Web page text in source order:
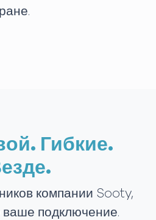
Гибкие.
компании Sooty,
ваше подключение.